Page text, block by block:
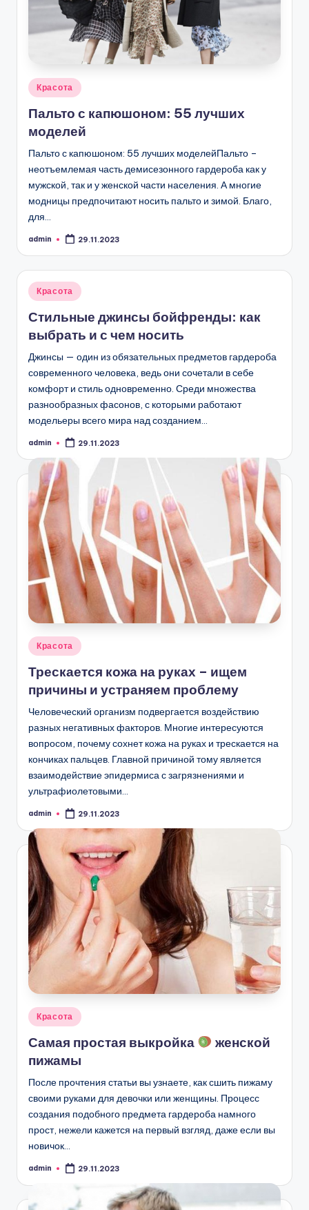
Опубликовано
Красота
Пальто с капюшоном: 55 лучших
моделей
Пальто с капюшоном: 55 лучших моделейПальто –
неотъемлемая часть демисезонного гардероба как у
мужской, так и у женской части населения. А многие
модницы предпочитают носить пальто и зимой. Благо,
для…
Запись
admin 29.11.2023
Опубликовано
Красота
Стильные джинсы бойфренды: как
выбрать и с чем носить
Джинсы — один из обязательных предметов гардероба
современного человека, ведь они сочетали в себе
комфорт и стиль одновременно. Среди множества
разнообразных фасонов, с которыми работают
модельеры всего мира над созданием…
Запись
admin 29.11.2023
Опубликовано
Красота
Трескается кожа на руках – ищем
причины и устраняем проблему
Человеческий организм подвергается воздействию
разных негативных факторов. Многие интересуются
вопросом, почему сохнет кожа на руках и трескается на
кончиках пальцев. Главной причиной тому является
взаимодействие эпидермиса с загрязнениями и
ультрафиолетовыми…
Запись
admin 29.11.2023
Опубликовано
Красота
Самая простая выкройка
женской
пижамы
После прочтения статьи вы узнаете, как сшить пижаму
своими руками для девочки или женщины. Процесс
создания подобного предмета гардероба намного
прост, нежели кажется на первый взгляд, даже если вы
новичок…
Запись
admin 29.11.2023